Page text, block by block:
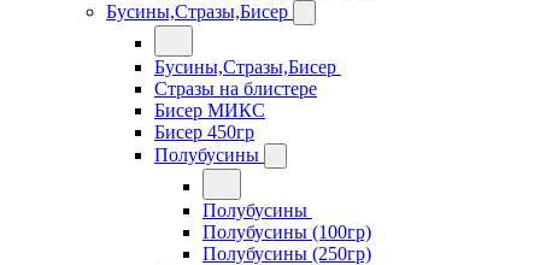
Бусины,Стразы,Бисер
Бусины,Стразы,Бисер
Стразы на блистере
Бисер МИКС
Бисер 450гр
Полубусины
Полубусины
Полубусины (100гр)
Полубусины (250гр)